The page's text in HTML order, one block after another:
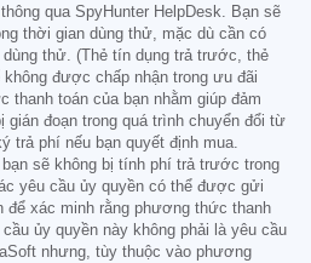
qua SpyHunter HelpDesk. Bạn sẽ
thời gian dùng thử, mặc dù cần có
thử. (Thẻ tín dụng trả trước, thẻ
được chấp nhận trong ưu đãi
thanh toán của bạn nhằm giúp đảm
gián đoạn trong quá trình chuyển đổi từ
trả phí nếu bạn quyết định mua.
sẽ không bị tính phí trả trước trong
yêu cầu ủy quyền có thể được gửi
để xác minh rằng phương thức thanh
ủy quyền này không phải là yêu cầu
nhưng, tùy thuộc vào phương